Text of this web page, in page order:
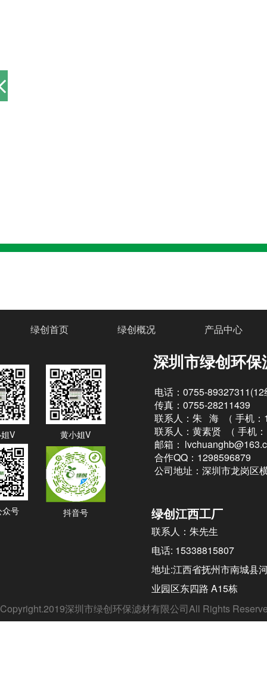
V
众号
深圳市绿创环
电话：0755-89327311(12
传真：0755-28211439
联系人：朱 海 （ 手机
联系人：黄素贤 （ 手机
邮箱：
合作QQ：1298596879
公司地址：深圳市龙岗区
绿创首页 绿创概况 产品中心
黄小姐V
绿创江西工厂
联系人：朱先生
电话: 15338815807
地址:江西省抚州市南城县
业园区东四路 A15栋
抖音号
Copyright.2019深圳市绿创环保滤材有限公司All Rights